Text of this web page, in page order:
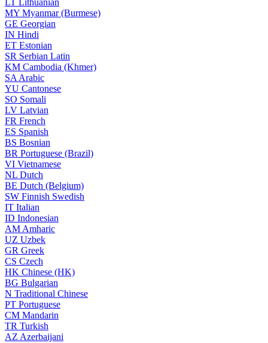
LT Lithuanian
MY Myanmar (Burmese)
GE Georgian
IN Hindi
ET Estonian
SR Serbian Latin
KM Cambodia (Khmer)
SA Arabic
YU Cantonese
SO Somali
LV Latvian
FR French
ES Spanish
BS Bosnian
BR Portuguese (Brazil)
VI Vietnamese
NL Dutch
BE Dutch (Belgium)
SW Finnish Swedish
IT Italian
ID Indonesian
AM Amharic
UZ Uzbek
GR Greek
CS Czech
HK Chinese (HK)
BG Bulgarian
N Traditional Chinese
PT Portuguese
CM Mandarin
TR Turkish
AZ Azerbaijani